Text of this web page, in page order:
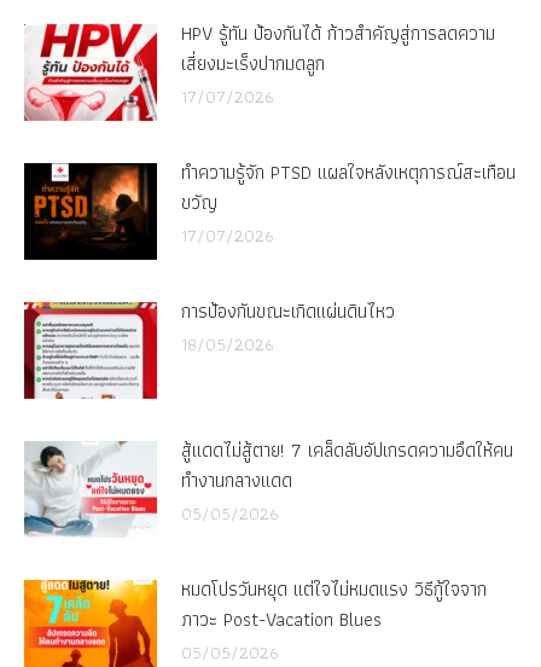
HPV รู้ทัน ป้องกันได้ ก้าวสำคัญสู่การลดความ
เสี่ยงมะเร็งปากมดลูก
17/07/2026
ทำความรู้จัก PTSD แผลใจหลังเหตุการณ์สะเทือน
ขวัญ
17/07/2026
การป้องกันขณะเกิดแผ่นดินไหว
18/05/2026
สู้แดดไม่สู้ตาย! 7 เคล็ดลับอัปเกรดความอึดให้คน
ทำงานกลางแดด
05/05/2026
หมดโปรวันหยุด แต่ใจไม่หมดแรง วิธีกู้ใจจาก
ภาวะ Post-Vacation Blues
05/05/2026